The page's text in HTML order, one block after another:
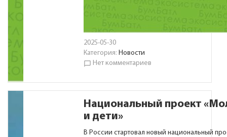
2025-05-30
Категория: Новости
chat_bubble_outline Нет комментариев
Национальный проект
и дети»
В России стартовал новый национальный